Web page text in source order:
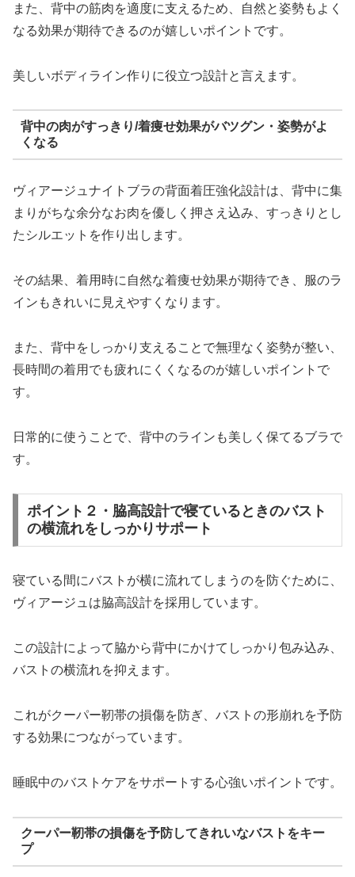
また、背中の筋肉を適度に支えるため、自然と姿勢もよく
なる効果が期待できるのが嬉しいポイントです。
美しいボディライン作りに役立つ設計と言えます。
背中の肉がすっきり/着痩せ効果がバツグン・姿勢がよ
くなる
ヴィアージュナイトブラの背面着圧強化設計は、背中に集
まりがちな余分なお肉を優しく押さえ込み、すっきりとし
たシルエットを作り出します。
その結果、着用時に自然な着痩せ効果が期待でき、服のラ
インもきれいに見えやすくなります。
また、背中をしっかり支えることで無理なく姿勢が整い、
長時間の着用でも疲れにくくなるのが嬉しいポイントで
す。
日常的に使うことで、背中のラインも美しく保てるブラで
す。
ポイント２・脇高設計で寝ているときのバスト
の横流れをしっかりサポート
寝ている間にバストが横に流れてしまうのを防ぐために、
ヴィアージュは脇高設計を採用しています。
この設計によって脇から背中にかけてしっかり包み込み、
バストの横流れを抑えます。
これがクーパー靭帯の損傷を防ぎ、バストの形崩れを予防
する効果につながっています。
睡眠中のバストケアをサポートする心強いポイントです。
クーパー靭帯の損傷を予防してきれいなバストをキー
プ